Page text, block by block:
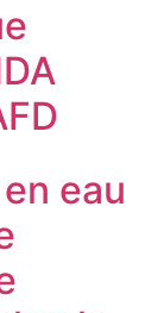
eau